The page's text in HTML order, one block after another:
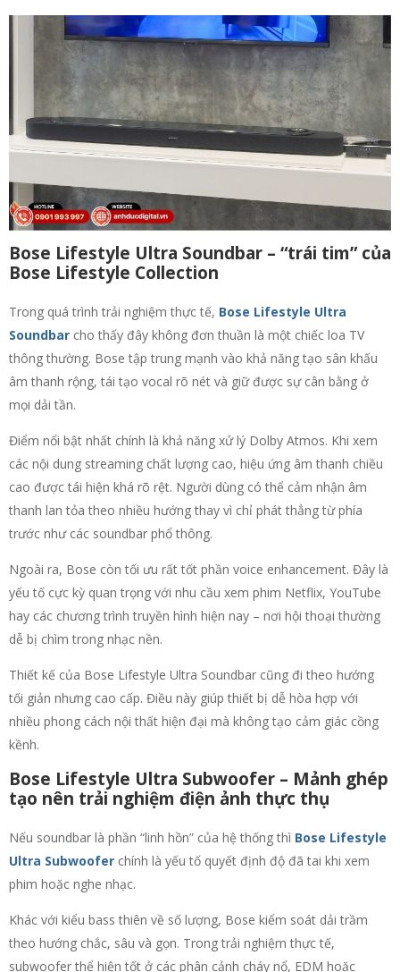
Bose Lifestyle Ultra Soundbar – “trái tim” của
Bose Lifestyle Collection
Trong quá trình trải nghiệm thực tế, Bose Lifestyle Ultra
Soundbar cho thấy đây không đơn thuần là một chiếc loa TV
thông thường. Bose tập trung mạnh vào khả năng tạo sân khấu
âm thanh rộng, tái tạo vocal rõ nét và giữ được sự cân bằng ở
mọi dải tần.
Điểm nổi bật nhất chính là khả năng xử lý Dolby Atmos. Khi xem
các nội dung streaming chất lượng cao, hiệu ứng âm thanh chiều
cao được tái hiện khá rõ rệt. Người dùng có thể cảm nhận âm
thanh lan tỏa theo nhiều hướng thay vì chỉ phát thẳng từ phía
trước như các soundbar phổ thông.
Ngoài ra, Bose còn tối ưu rất tốt phần voice enhancement. Đây là
yếu tố cực kỳ quan trọng với nhu cầu xem phim Netflix, YouTube
hay các chương trình truyền hình hiện nay – nơi hội thoại thường
dễ bị chìm trong nhạc nền.
Thiết kế của Bose Lifestyle Ultra Soundbar cũng đi theo hướng
tối giản nhưng cao cấp. Điều này giúp thiết bị dễ hòa hợp với
nhiều phong cách nội thất hiện đại mà không tạo cảm giác cồng
kềnh.
Bose Lifestyle Ultra Subwoofer – Mảnh ghép
tạo nên trải nghiệm điện ảnh thực thụ
Nếu soundbar là phần “linh hồn” của hệ thống thì Bose Lifestyle
Ultra Subwoofer chính là yếu tố quyết định độ đã tai khi xem
phim hoặc nghe nhạc.
Khác với kiểu bass thiên về số lượng, Bose kiểm soát dải trầm
theo hướng chắc, sâu và gọn. Trong trải nghiệm thực tế,
subwoofer thể hiện tốt ở các phân cảnh cháy nổ, EDM hoặc